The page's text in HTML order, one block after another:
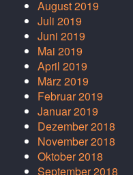
August 2019
Juli 2019
Juni 2019
Mai 2019
April 2019
März 2019
Februar 2019
Januar 2019
Dezember 2018
November 2018
Oktober 2018
September 2018